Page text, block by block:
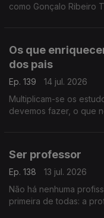
como Gonçalo Ribeiro
Os que
dos pais
Ep. 139
14 jul. 2026
Multiplicam-se os
devemos fazer, o que
Ser professor
Ep. 138
13 jul. 2026
Não há nenhuma
primeira de todas: a